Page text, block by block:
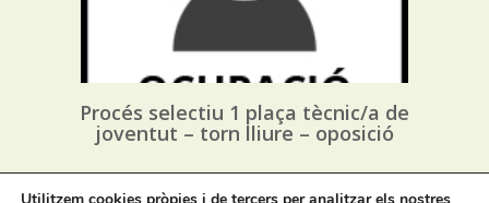
Procés selectiu 1 plaça tècnic/a de
joventut – torn lliure – oposició
31/07/2026